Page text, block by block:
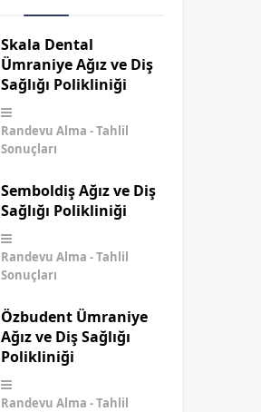
Skala Dental
Ümraniye Ağız ve Diş
Sağlığı Polikliniği
Randevu Alma
Tahlil
Sonuçları
Semboldiş Ağız ve Diş
Sağlığı Polikliniği
Randevu Alma
Tahlil
Sonuçları
Özbudent Ümraniye
Ağız ve Diş Sağlığı
Polikliniği
Randevu Alma
Tahlil